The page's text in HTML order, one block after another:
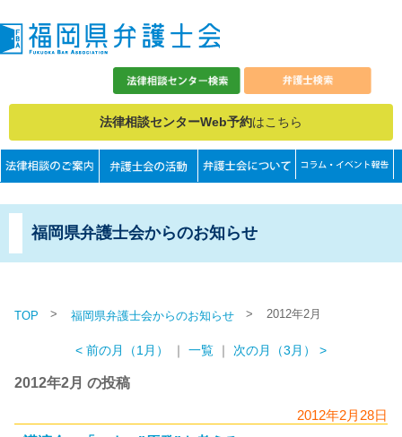
法律相談センターWeb予約はこちら
福岡県弁護士会からのお知らせ
TOP > 福岡県弁護士会からのお知らせ > 2012年2月
< 前の月（1月） ｜ 一覧 ｜ 次の月（3月） >
2012年2月 の投稿
2012年2月28日